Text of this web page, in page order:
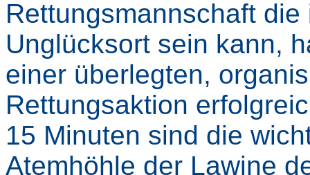
Rettungsmannschaft
Unglücksort sein kann,
einer überlegten,
Rettungsaktion
15 Minuten sind die
Atemhöhle der Lawine